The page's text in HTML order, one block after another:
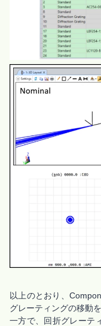
以上のとおり、
グレーティングの移動
一方で、回折グレーテ